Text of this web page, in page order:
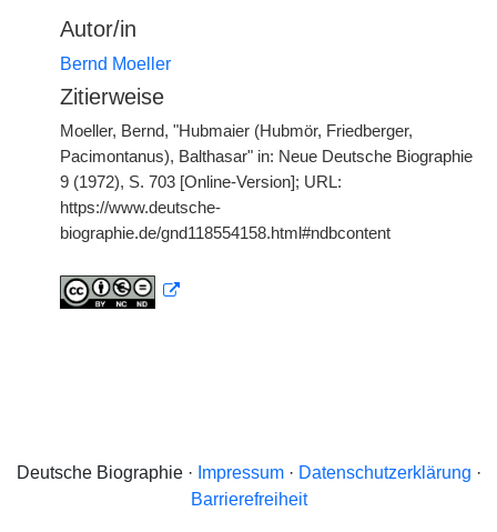
Autor/in
Bernd Moeller
Zitierweise
Moeller, Bernd, "Hubmaier (Hubmör, Friedberger,
Pacimontanus), Balthasar" in: Neue Deutsche Biographie
9 (1972), S. 703 [Online-Version]; URL:
https://www.deutsche-
biographie.de/gnd118554158.html#ndbcontent
Deutsche Biographie · Impressum· Datenschutzerklärung ·
Barrierefreiheit